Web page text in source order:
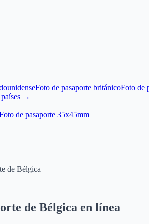
Foto de pasaporte británicoFoto de
→
Foto de pasaporte 35x45mm
de Bélgica
de Bélgica en línea